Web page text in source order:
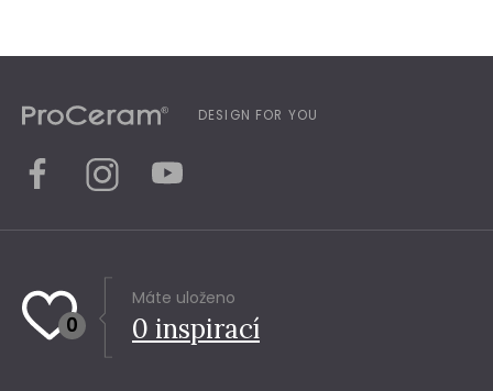
DESIGN FOR YOU
0
Máte uloženo
0 inspirací